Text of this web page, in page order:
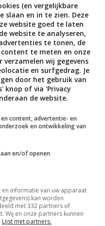
echt superfood. Hij
geven. Rauwe
maken.
voor stuk bijzonder
Chlorella en
Avocado zit vol
vitamines en
(en vergelijkbare
en in te zien. Deze
website goed te laten
website te analyseren,
te tonen, de
te meten en onze
wij gegevens
en surfgedrag. Je
door het gebruik van
knop of via 'Privacy
de website.
content, advertentie- en
en ontwikkeling van
en/of openen
informatie van uw apparaat
kan worden
met 332 partners of
Wij en onze partners kunnen
Lijst met partners.